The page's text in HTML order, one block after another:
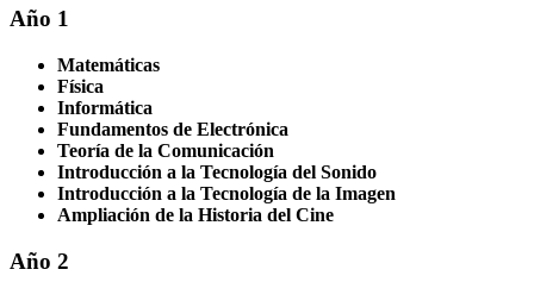
Año 1
Matemáticas
Física
Informática
Fundamentos de Electrónica
Teoría de la Comunicación
Introducción a la Tecnología del Sonido
Introducción a la Tecnología de la Imagen
Ampliación de la Historia del Cine
Año 2